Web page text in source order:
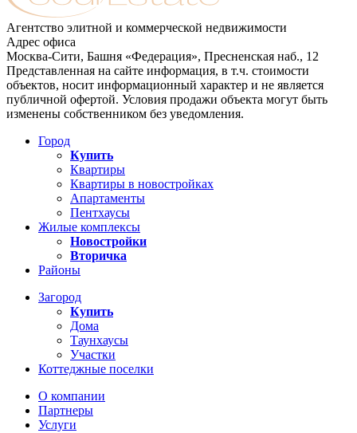
Агентство элитной и коммерческой недвижимости
Адрес офиса
Москва-Сити, Башня «Федерация», Пресненская наб., 12
Представленная на сайте информация, в т.ч. стоимости
объектов, носит информационный характер и не является
публичной офертой. Условия продажи объекта могут быть
изменены собственником без уведомления.
Город
Купить
Квартиры
Квартиры в новостройках
Апартаменты
Пентхаусы
Жилые комплексы
Новостройки
Вторичка
Районы
Загород
Купить
Дома
Таунхаусы
Участки
Коттеджные поселки
О компании
Партнеры
Услуги